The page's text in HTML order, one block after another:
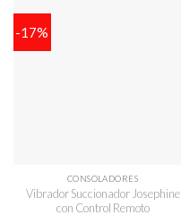
-17%
CONSOLADORES
Vibrador Succionador Josephine
con Control Remoto